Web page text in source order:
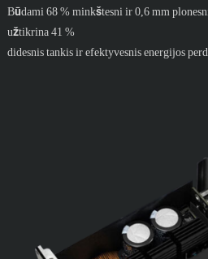
Būdami 68 % minkštesni ir 0,6 mm
užtikrina 41 %
didesnis tankis ir efektyvesnis energijos